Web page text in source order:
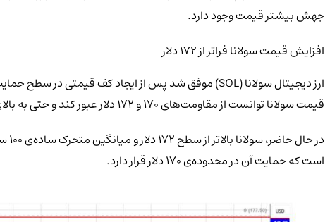
جهش بیشتر قیمت وجود دارد.
افزایش قیمت سولانا فراتر از ۱۷۲ دلار
ارز دیجیتال سولانا (SOL) موفق شد پس از ایجاد کف قیمتی در سطح حمایت ۱۶۵ دلار، روند صعودی تازه‌ای را آغاز کند. این حرکت مثبت مشابه با روندهای اخیر
قیمت سولانا توانست از مقاومت‌های ۱۷۰ و ۱۷۲ دلار عبور کند و حتی به بالای سطح ۱۷۵ دلار رسید. در این روند، سقف قیمتی در حدود ۱۷۷.۵۰ دلار ثبت شد.
است که حمایت آن در محدوده‌ی ۱۷۰ دلار قرار دارد.